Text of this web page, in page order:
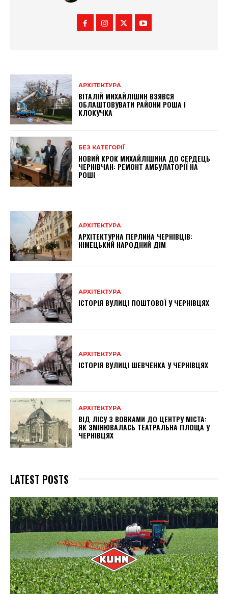
АРХІТЕКТУРА
ВІТАЛІЙ МИХАЙЛІШИН ВЗЯВСЯ
ОБЛАШТОВУВАТИ РАЙОНИ РОША І
КЛОКУЧКА
БЕЗ КАТЕГОРІЇ
НОВИЙ КРОК МИХАЙЛІШИНА ДО СЕРДЕЦЬ
ЧЕРНІВЧАН: РЕМОНТ АМБУЛАТОРІЇ НА
РОШІ
АРХІТЕКТУРА
АРХІТЕКТУРНА ПЕРЛИНА ЧЕРНІВЦІВ:
НІМЕЦЬКИЙ НАРОДНИЙ ДІМ
АРХІТЕКТУРА
ІСТОРІЯ ВУЛИЦІ ПОШТОВОЇ У ЧЕРНІВЦЯХ
АРХІТЕКТУРА
ІСТОРІЯ ВУЛИЦІ ШЕВЧЕНКА У ЧЕРНІВЦЯХ
АРХІТЕКТУРА
ВІД ЛІСУ З ВОВКАМИ ДО ЦЕНТРУ МІСТА:
ЯК ЗМІНЮВАЛАСЬ ТЕАТРАЛЬНА ПЛОЩА У
ЧЕРНІВЦЯХ
LATEST POSTS